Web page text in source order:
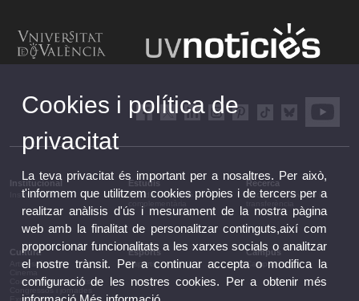
Institucional
Institucional
Estudis
Estudis i formació
Recerca
Recerca, innovació i
Cultura
Arts escèniques
Conferències i debats
Congressos i jornades
Exposicions
Esports
Esports
Campus
Campus
Cookies i política de
privacitat
La teva privacitat és important per a nosaltres. Per això,
t'informem que utilitzem cookies pròpies i de tercers per a
realitzar anàlisis d'ús i mesurament de la nostra pàgina
web amb la finalitat de personalitzar continguts,així com
proporcionar funcionalitats a les xarxes socials o analitzar
el nostre trànsit. Per a continuar accepta o modifica la
configuració de les nostres cookies. Per a obtenir més